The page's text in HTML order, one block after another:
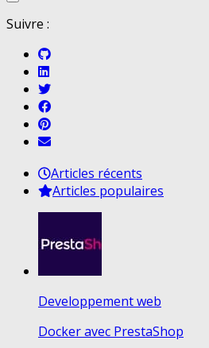
Suivre :
Articles récents
Articles populaires
Developpement web
Docker avec PrestaShop